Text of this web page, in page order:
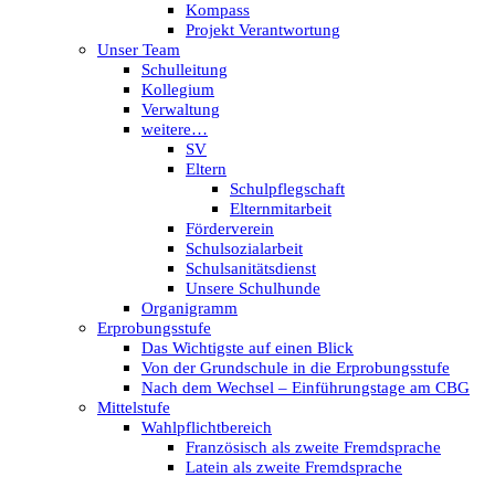
Kompass
Projekt Verantwortung
Unser Team
Schulleitung
Kollegium
Verwaltung
weitere…
SV
Eltern
Schulpflegschaft
Elternmitarbeit
Förderverein
Schulsozialarbeit
Schulsanitätsdienst
Unsere Schulhunde
Organigramm
Erprobungsstufe
Das Wichtigste auf einen Blick
Von der Grundschule in die Erprobungsstufe
Nach dem Wechsel – Einführungstage am CBG
Mittelstufe
Wahlpflichtbereich
Französisch als zweite Fremdsprache
Latein als zweite Fremdsprache